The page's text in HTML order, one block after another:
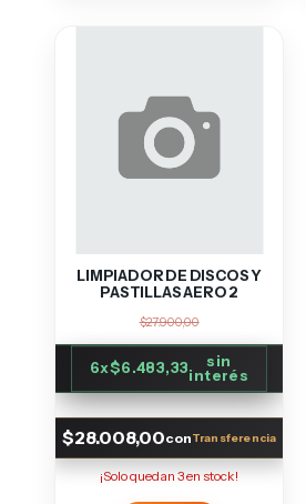
LIMPIADOR DE DISCOS Y
PASTILLAS AERO 2
$27.900,00
6x$6.483,33
sin
interés
$28.008,00con
¡Solo quedan3en stock!